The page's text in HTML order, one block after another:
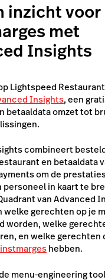
inzicht
met
Insights
Lightspeed
Insights, een
betaaldata omzet tot
combineert
en betaaldata
om de
personeel in kaart te
van Advanced
welke gerechten op je
worden, welke
en welke gerechten
hebben.
menu-engineering